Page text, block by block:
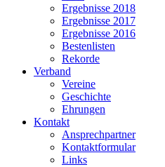
Ergebnisse 2018
Ergebnisse 2017
Ergebnisse 2016
Bestenlisten
Rekorde
Verband
Vereine
Geschichte
Ehrungen
Kontakt
Ansprechpartner
Kontaktformular
Links